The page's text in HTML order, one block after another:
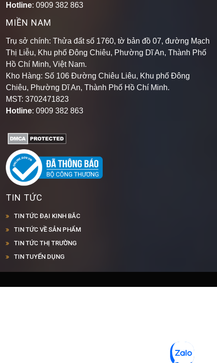
Hotline: 0909 382 863
MIỀN NAM
Trụ sở chính: Thửa đất số 1760, tờ bản đồ 07, đường Mạch
Thị Liễu, Khu phố Đông Chiêu, Phường Dĩ An, Thành Phố
Hồ Chí Minh, Việt Nam.
Kho Hàng: Số 106 Đường Chiêu Liêu, Khu phố Đông
Chiêu, Phường Dĩ An, Thành Phố Hồ Chí Minh.
MST: 3702471823
Hotline: 0909 382 863
TIN TỨC
TIN TỨC ĐẠI KINH BẮC
TIN TỨC VỀ SẢN PHẨM
TIN TỨC THỊ TRƯỜNG
TIN TUYỂN DỤNG